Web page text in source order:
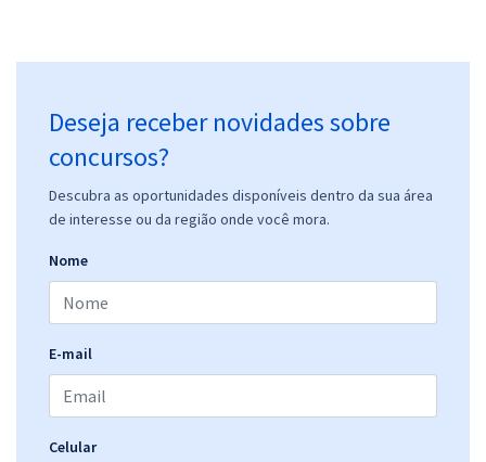
Economize R$ 61,98 (-20%)
CEF - Caixa Econômica Federal - Conhecimentos Básicos para Todos
R$ 231,92à vista
Economize R$ 57,98 (-20%)
Comprar
Deseja receber novidades sobre
concursos?
Descubra as oportunidades disponíveis dentro da sua área
de interesse ou da região onde você mora.
Nome
E-mail
Celular